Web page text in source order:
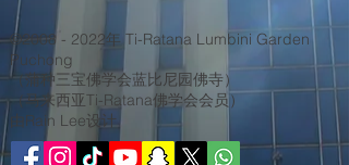
©2008 - 2022年 Ti-Ratana Lumbini Garden
Puchong
（蒲种三宝佛学会蓝比尼园佛寺）
（马来西亚Ti-Ratana佛学会会员）
由Rain Lee设计